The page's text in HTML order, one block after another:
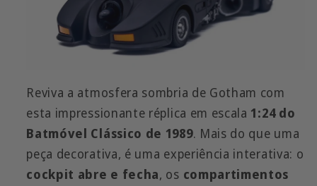
Reviva a atmosfera sombria de Gotham com
esta impressionante réplica em escala 1:24 do
Batmóvel Clássico de 1989. Mais do que uma
peça decorativa, é uma experiência interativa: o
cockpit abre e fecha, os compartimentos